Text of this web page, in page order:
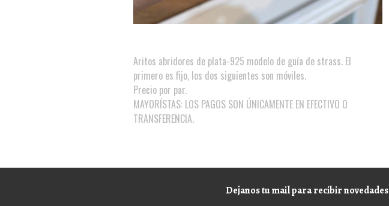
Aritos abridores de plata-925 modelo de guía de strass. El
primero es fijo, los dos siguientes son móviles.
Precio por par.
MAYORÍSTAS: LOS PAGOS SON ÚNICAMENTE EN EFECTIVO O
TRANSFERENCIA.
Dejanos tu mail para recibir novedades